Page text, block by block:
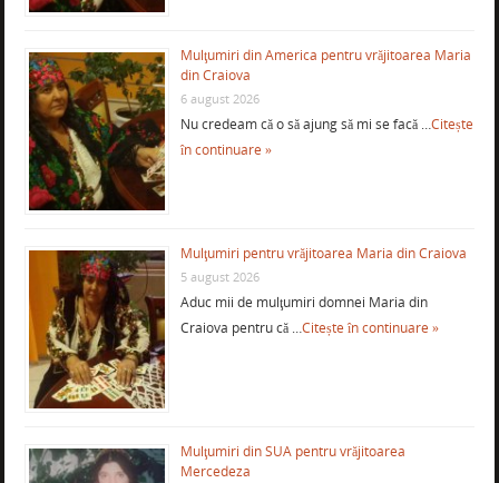
Mulţumiri din America pentru vrăjitoarea Maria
din Craiova
6 august 2026
Nu credeam că o să ajung să mi se facă …Citește
în continuare »
Mulţumiri pentru vrăjitoarea Maria din Craiova
5 august 2026
Aduc mii de mulţumiri domnei Maria din
Craiova pentru că …Citește în continuare »
Mulţumiri din SUA pentru vrăjitoarea
Mercedeza